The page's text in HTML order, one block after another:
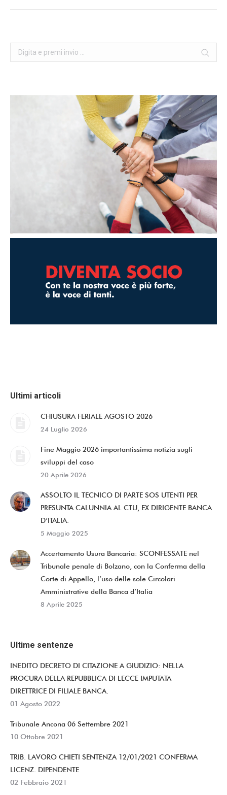
posts:
Cerca
Ultimi articoli
CHIUSURA FERIALE AGOSTO 2026
24 Luglio 2026
Fine Maggio 2026 importantissima notizia sugli
sviluppi del caso
20 Aprile 2026
ASSOLTO IL TECNICO DI PARTE SOS UTENTI PER
PRESUNTA CALUNNIA AL CTU, EX DIRIGENTE BANCA
D’ITALIA.
5 Maggio 2025
Accertamento Usura Bancaria: SCONFESSATE nel
Tribunale penale di Bolzano, con la Conferma della
Corte di Appello, l’uso delle sole Circolari
Amministrative della Banca d’Italia
8 Aprile 2025
Ultime sentenze
INEDITO DECRETO DI CITAZIONE A GIUDIZIO: NELLA
PROCURA DELLA REPUBBLICA DI LECCE IMPUTATA
DIRETTRICE DI FILIALE BANCA.
01 Agosto 2022
Tribunale Ancona 06 Settembre 2021
10 Ottobre 2021
TRIB. LAVORO CHIETI SENTENZA 12/01/2021 CONFERMA
LICENZ. DIPENDENTE
02 Febbraio 2021